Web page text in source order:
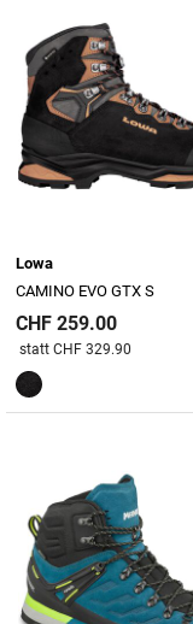
Lowa
CAMINO EVO GTX S
CHF 259.00
Preis reduziert von
statt CHF 329.90